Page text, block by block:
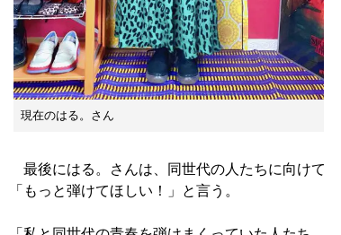
現在のはる。さん
最後にはる。さんは、同世代の人たちに向けて
「もっと弾けてほしい！」と言う。